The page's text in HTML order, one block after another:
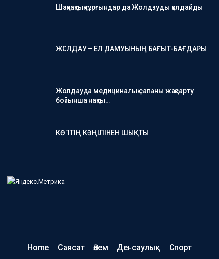
Шақпақтық тұрғындар да Жолдауды қолдайды
ЖОЛДАУ – ЕЛ ДАМУЫНЫҢ БАҒЫТ-БАҒДАРЫ
Жолдауда медициналық сапаны жақсарту
бойынша нақты…
КӨПТІҢ КӨҢІЛІНЕН ШЫҚТЫ
Home Саясат Әлем Денсаулық Спорт